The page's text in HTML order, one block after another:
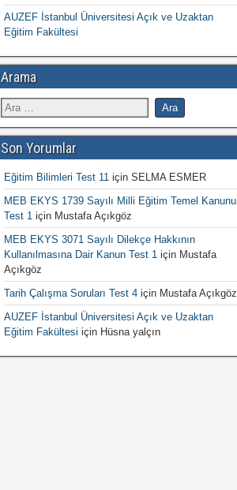
AUZEF İstanbul Üniversitesi Açık ve Uzaktan
Eğitim Fakültesi
Arama
Son Yorumlar
Eğitim Bilimleri Test 11için SELMA ESMER
MEB EKYS 1739 Sayılı Milli Eğitim Temel Kanunu
Test 1için Mustafa Açıkgöz
MEB EKYS 3071 Sayılı Dilekçe Hakkının
Kullanılmasına Dair Kanun Test 1için Mustafa
Açıkgöz
Tarih Çalışma Soruları Test 4için Mustafa Açıkgöz
AUZEF İstanbul Üniversitesi Açık ve Uzaktan
Eğitim Fakültesi için Hüsna yalçın